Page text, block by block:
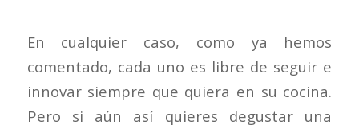
En cualquier caso, como ya hemos
comentado, cada uno es libre de seguir e
innovar siempre que quiera en su cocina.
Pero si aún así quieres degustar una